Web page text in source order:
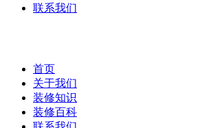
联系我们
首页
关于我们
装修知识
装修百科